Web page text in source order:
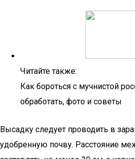
Читайте также:
Как бороться с мучнистой
обработать, фото и советы
Высадку следует проводить в
удобренную почву. Расстояние